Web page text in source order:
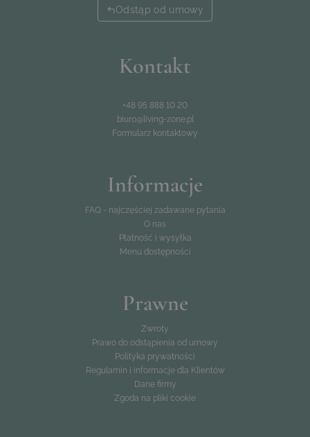
Odstąp od umowy
Kontakt
+48 95 888 10 20
biuro@living-zone.pl
Formularz kontaktowy
Informacje
FAQ - najczęściej zadawane pytania
O nas
Płatność i wysyłka
Menu dostępności
Prawne
Zwroty
Prawo do odstąpienia od umowy
Polityka prywatności
Regulamin i informacje dla Klientów
Dane firmy
Zgoda na pliki cookie